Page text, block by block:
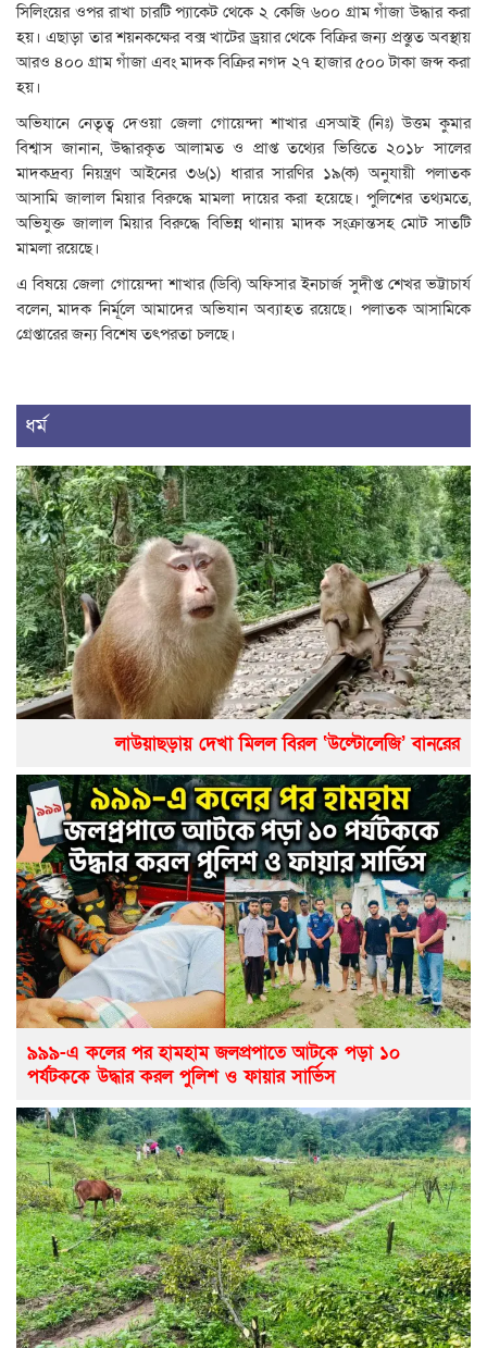
সিলিংয়ের ওপর রাখা চারটি প্যাকেট থেকে ২ কেজি ৬০০ গ্রাম গাঁজা উদ্ধার করা
হয়। এছাড়া তার শয়নকক্ষের বক্স খাটের ড্রয়ার থেকে বিক্রির জন্য প্রস্তুত অবস্থায়
আরও ৪০০ গ্রাম গাঁজা এবং মাদক বিক্রির নগদ ২৭ হাজার ৫০০ টাকা জব্দ করা
হয়।
অভিযানে নেতৃত্ব দেওয়া জেলা গোয়েন্দা শাখার এসআই (নিঃ) উত্তম কুমার
বিশ্বাস জানান, উদ্ধারকৃত আলামত ও প্রাপ্ত তথ্যের ভিত্তিতে ২০১৮ সালের
মাদকদ্রব্য নিয়ন্ত্রণ আইনের ৩৬(১) ধারার সারণির ১৯(ক) অনুযায়ী পলাতক
আসামি জালাল মিয়ার বিরুদ্ধে মামলা দায়ের করা হয়েছে। পুলিশের তথ্যমতে,
অভিযুক্ত জালাল মিয়ার বিরুদ্ধে বিভিন্ন থানায় মাদক সংক্রান্তসহ মোট সাতটি
মামলা রয়েছে।
এ বিষয়ে জেলা গোয়েন্দা শাখার (ডিবি) অফিসার ইনচার্জ সুদীপ্ত শেখর ভট্টাচার্য
বলেন, মাদক নির্মূলে আমাদের অভিযান অব্যাহত রয়েছে। পলাতক আসামিকে
গ্রেপ্তারের জন্য বিশেষ তৎপরতা চলছে।
ধর্ম
লাউয়াছড়ায় দেখা মিলল বিরল ‘উল্টোলেজি’ বানরের
৯৯৯-এ কলের পর হামহাম জলপ্রপাতে আটকে পড়া ১০
পর্যটককে উদ্ধার করল পুলিশ ও ফায়ার সার্ভিস